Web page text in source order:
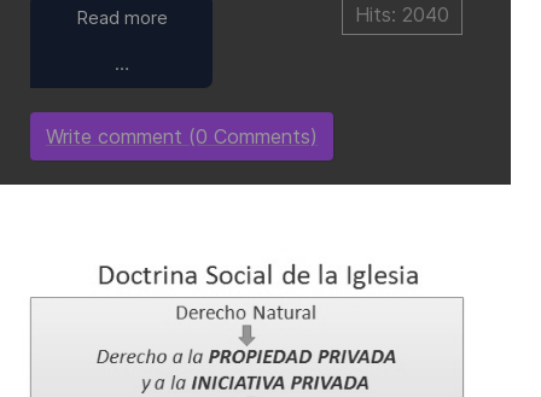
Read more
…
Hits: 2040
Write comment (0 Comments)